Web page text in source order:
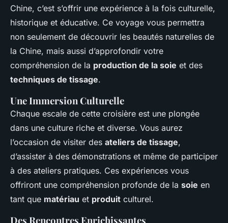
Chine, c’est s’offrir une expérience à la fois culturelle,
historique et éducative. Ce voyage vous permettra
non seulement de découvrir les beautés naturelles de
la Chine, mais aussi d’approfondir votre
compréhension de la production de la soie et des
techniques de tissage.
Une Immersion Culturelle
Chaque escale de cette croisière est une plongée
dans une culture riche et diverse. Vous aurez
l’occasion de visiter des ateliers de tissage,
d’assister à des démonstrations et même de participer
à des ateliers pratiques. Ces expériences vous
offriront une compréhension profonde de la soie en
tant que matériau et produit culturel.
Des Rencontres Enrichissantes